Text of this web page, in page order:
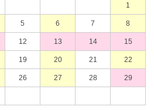
1
5 6 7 8
12 13 14 15
19 20 21 22
26 27 28 29